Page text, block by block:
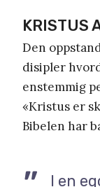
KRISTUS
Den
disipler
enstemmig
«Kristus er
Bibelen har
I en